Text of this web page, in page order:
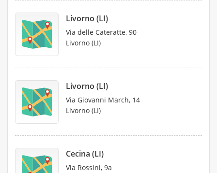
Livorno (LI)
Via delle Cateratte, 90
Livorno (LI)
Livorno (LI)
Via Giovanni March, 14
Livorno (LI)
Cecina (LI)
Via Rossini, 9a